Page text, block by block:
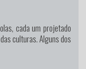
cada um projetado
culturas. Alguns dos